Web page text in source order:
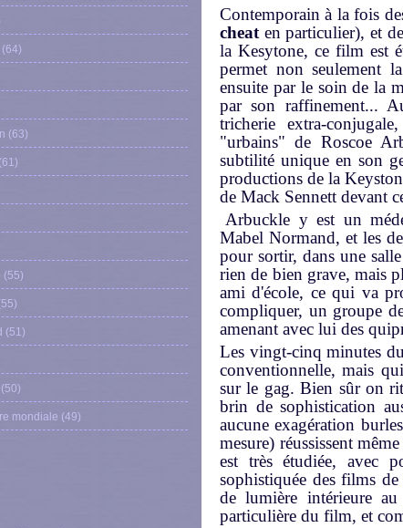
(64)
(63)
(61)
(55)
(51)
(50)
mondiale (49)
Contemporain à la fois
cheat en particulier), et
la Kesytone, ce film est
permet non seulement
ensuite par le soin de la
par son raffinement...
tricherie extra-
"urbains" de Roscoe
subtilité unique en son
productions de la
de Mack Sennett devant
Arbuckle y est un
Mabel Normand, et les
pour sortir, dans une
rien de bien grave, mais
ami d'école, ce qui va
compliquer, un groupe
amenant avec lui des
Les vingt-cinq minutes
conventionnelle, mais
sur le gag. Bien sûr on
brin de sophistication
aucune exagération
mesure) réussissent
est très étudiée, avec
sophistiquée des films
de lumière intérieure
particulière du film, et